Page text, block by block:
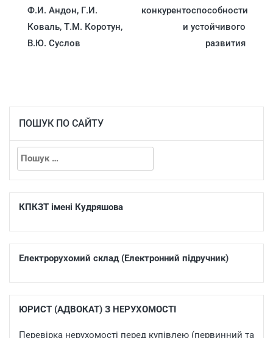
Ф.И. Андон, Г.И.
Коваль, Т.М. Коротун,
В.Ю. Суслов
конкурентоспособности
и устойчивого
развития
ПОШУК ПО САЙТУ
КПКЗТ імені Кудряшова
Електрорухомий склад (Електронний підручник)
ЮРИСТ (АДВОКАТ) З НЕРУХОМОСТІ
Перевірка нерухомості перед купівлею (первинний та